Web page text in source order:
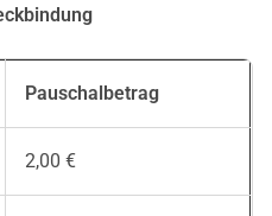
Pauschalbetrag
2,00 €